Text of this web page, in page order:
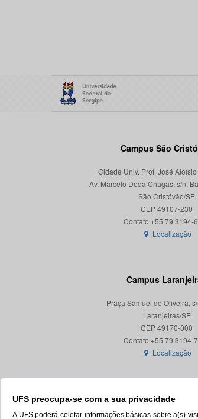
UFS preocupa-se com a sua privacidade
A UFS poderá coletar informações básicas sobre a(s)
Campus São
Cidade Univ. Prof. José
Av. Marcelo Deda Chagas, s/n,
São Cristóvão/SE
CEP 49107-230
Localização
Campus
Praça Samuel de Oliveira,
Laranjeiras/SE
CEP 49170-000
Localização